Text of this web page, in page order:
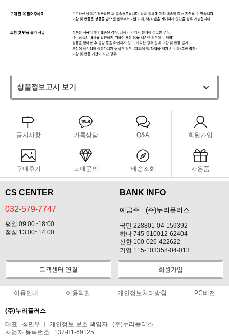
상품정보고시 보기
공지사항 카톡상담 Q&A 회원가입
구매후기 도매문의 배송조회 사은품
CS CENTER
032-579-7747
평일 09:00~18:00
점심 13:00~14:00
BANK INFO
예금주 : (주)누리플러스
국민 228801-04-159392
하나 745-910012-62404
신한 100-026-422622
기업 115-103358-04-013
고객센터 연결 회원가입
이용안내 이용약관 개인정보처리방침 PC버전
(주)누리플러스
대표 : 성민우 ㅣ 개인정보 보호 책임자 : (주)누리플러스
사업자 등록번호 : 137-81-69125